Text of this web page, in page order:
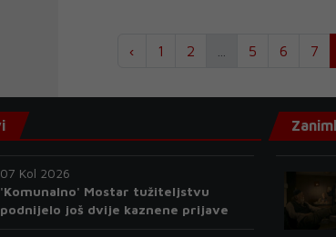
‹ 1 2 5 6 7
07 Kol 2026
'Komunalno' Mostar tužiteljstvu
podnijelo još dvije kaznene prijave